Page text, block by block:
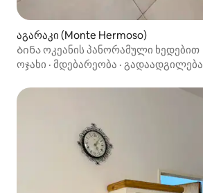
აგარაკი (Monte Hermoso)
Ბინა ოკეანის პანორამული ხედებით
ოჯახი · მდებარეობა · გადაადგილება